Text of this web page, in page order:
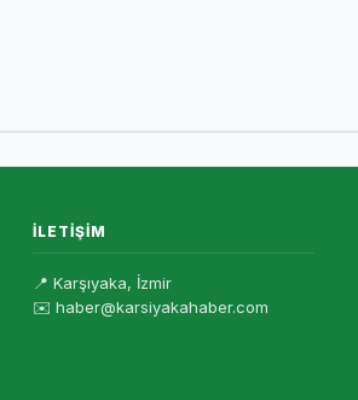
İLETIŞIM
📍 Karşıyaka, İzmir
✉️ haber@karsiyakahaber.com